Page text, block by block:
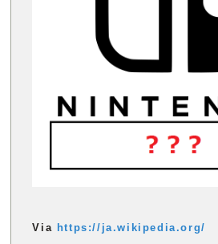
Via https://ja.wikipedia.org/